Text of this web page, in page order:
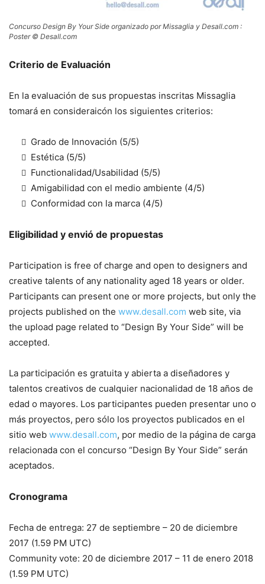
Concurso Design By Your Side organizado por Missaglia y Desall.com :
Poster © Desall.com
Criterio de Evaluación
En la evaluación de sus propuestas inscritas Missaglia
tomará en consideraicón los siguientes criterios:
Grado de Innovación (5/5)
Estética (5/5)
Functionalidad/Usabilidad (5/5)
Amigabilidad con el medio ambiente (4/5)
Conformidad con la marca (4/5)
Eligibilidad y envió de propuestas
Participation is free of charge and open to designers and
creative talents of any nationality aged 18 years or older.
Participants can present one or more projects, but only the
projects published on the www.desall.com web site, via
the upload page related to “Design By Your Side” will be
accepted.
La participación es gratuita y abierta a diseñadores y
talentos creativos de cualquier nacionalidad de 18 años de
edad o mayores. Los participantes pueden presentar uno o
más proyectos, pero sólo los proyectos publicados en el
sitio web www.desall.com, por medio de la página de carga
relacionada con el concurso “Design By Your Side” serán
aceptados.
Cronograma
Fecha de entrega: 27 de septiembre – 20 de diciembre
2017 (1.59 PM UTC)
Community vote: 20 de diciembre 2017 – 11 de enero 2018
(1.59 PM UTC)